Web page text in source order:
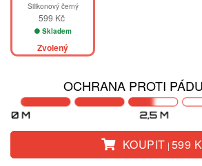
Silikonový černý
599 Kč
Skladem
Zvolený
OCHRANA PROTI
KOUPIT | 599